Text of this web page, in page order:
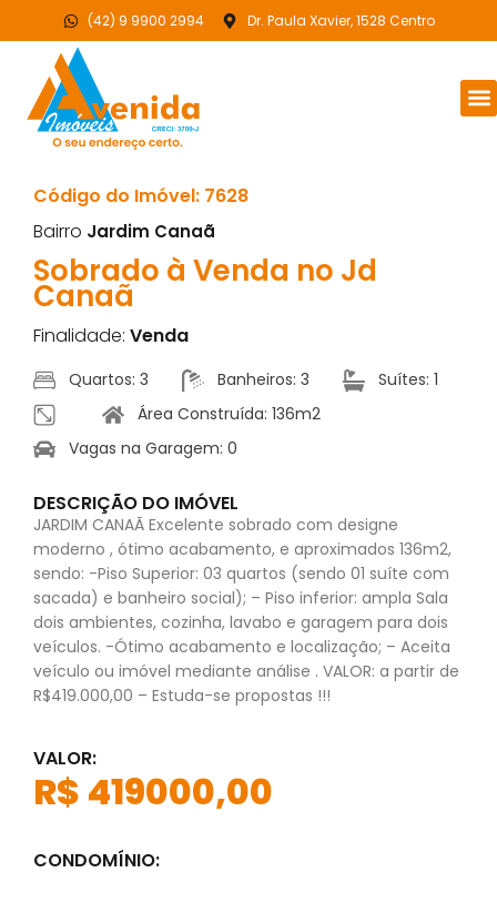
(42) 9 9900 2994 Dr. Paula Xavier, 1528 Centro
Código do Imóvel: 7628
Bairro Jardim Canaã
Sobrado à Venda no Jd
Canaã
Finalidade: Venda
Quartos: 3 Banheiros: 3
Suítes: 1
Área Construída: 136m2
Vagas na Garagem: 0
DESCRIÇÃO DO IMÓVEL
JARDIM CANAÃ Excelente sobrado com designe
moderno , ótimo acabamento, e aproximados 136m2,
sendo: -Piso Superior: 03 quartos (sendo 01 suíte com
sacada) e banheiro social); – Piso inferior: ampla Sala
dois ambientes, cozinha, lavabo e garagem para dois
veículos. -Ótimo acabamento e localização; – Aceita
veículo ou imóvel mediante análise . VALOR: a partir de
R$419.000,00 – Estuda-se propostas !!!
VALOR:
R$ 419000,00
CONDOMÍNIO: